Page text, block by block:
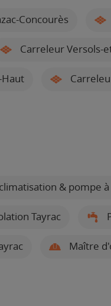
Concourès
Carreleur Versols-
Haut
& pompe à
Tayrac
Maître